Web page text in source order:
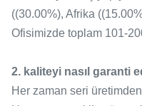
((30.00%), Afrika
Ofisimizde toplam 101-
2. kaliteyi nasıl garanti
Her zaman seri